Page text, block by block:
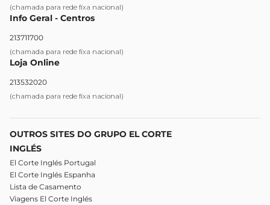
(chamada para rede fixa nacional)
Info Geral - Centros
213711700
(chamada para rede fixa nacional)
Loja Online
213532020
(chamada para rede fixa nacional)
OUTROS SITES DO GRUPO EL CORTE
INGLÉS
El Corte Inglés Portugal
El Corte Inglés Espanha
Lista de Casamento
Viagens El Corte Inglés